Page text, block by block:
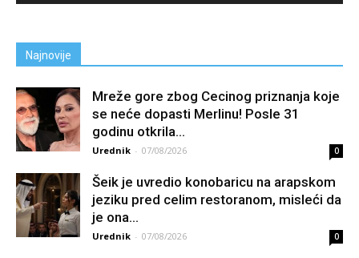
Najnovije
Mreže gore zbog Cecinog priznanja koje
se neće dopasti Merlinu! Posle 31
godinu otkrila...
Urednik - 07/08/2026 0
Šeik je uvredio konobaricu na arapskom
jeziku pred celim restoranom, misleći da
je ona...
Urednik - 07/08/2026 0